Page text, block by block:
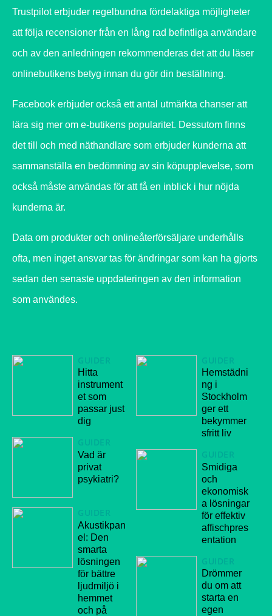
Trustpilot erbjuder regelbundna fördelaktiga möjligheter
att följa recensioner från en lång rad befintliga användare
och av den anledningen rekommenderas det att du läser
onlinebutikens betyg innan du gör din beställning.
Facebook erbjuder också ett antal utmärkta chanser att
lära sig mer om e-butikens popularitet. Dessutom finns
det till och med näthandlare som erbjuder kunderna att
sammanställa en bedömning av sin köpupplevelse, som
också måste användas för att få en inblick i hur nöjda
kunderna är.
Data om produkter och onlineåterförsäljare underhålls
ofta, men inget ansvar tas för ändringar som kan ha gjorts
sedan den senaste uppdateringen av den information
som användes.
GUIDER
Hitta
instrument
et som
passar just
dig
GUIDER
Vad är
privat
psykiatri?
GUIDER
Akustikpan
el: Den
smarta
lösningen
för bättre
ljudmiljö i
hemmet
och på
GUIDER
Hemstädni
ng i
Stockholm
ger ett
bekymmer
sfritt liv
GUIDER
Smidiga
och
ekonomisk
a lösningar
för effektiv
affischpres
entation
GUIDER
Drömmer
du om att
starta en
egen